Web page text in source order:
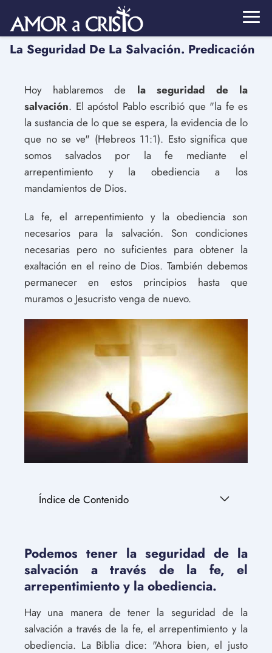
La Seguridad De La Salvación. Predicación
Hoy hablaremos de la seguridad de la
salvación. El apóstol Pablo escribió que "la fe es
la sustancia de lo que se espera, la evidencia de lo
que no se ve" (Hebreos 11:1). Esto significa que
somos salvados por la fe mediante el
arrepentimiento y la obediencia a los
mandamientos de Dios.
La fe, el arrepentimiento y la obediencia son
necesarios para la salvación. Son condiciones
necesarias pero no suficientes para obtener la
exaltación en el reino de Dios. También debemos
permanecer en estos principios hasta que
muramos o Jesucristo venga de nuevo.
Índice de Contenido
Podemos tener la seguridad de la
salvación a través de la fe, el
arrepentimiento y la obediencia.
Hay una manera de tener la seguridad de la
salvación a través de la fe, el arrepentimiento y la
obediencia. La Biblia dice: "Ahora bien, el justo